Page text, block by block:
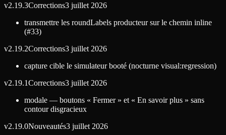
v2.19.3Corrections3 juillet 2026
transmettre les roundLabels producteur sur le chemin inline
(#33)
v2.19.2Corrections3 juillet 2026
capture cible le simulateur booté (nocturne visual:regression)
v2.19.1Corrections3 juillet 2026
modale — boutons « Fermer » et « En savoir plus » sans
contour disgracieux
v2.19.0Nouveautés3 juillet 2026